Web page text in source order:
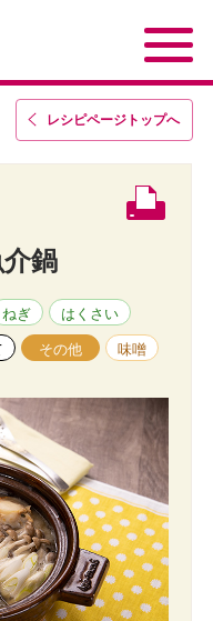
レシピページトップへ
鍋
ねぎ はくさい
その他 味噌